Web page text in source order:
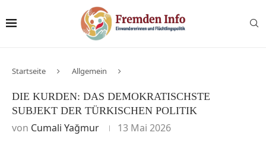
Startseite Allgemein
DIE KURDEN: DAS DEMOKRATISCHSTE
SUBJEKT DER TÜRKISCHEN POLITIK
von Cumali Yağmur 13 Mai 2026